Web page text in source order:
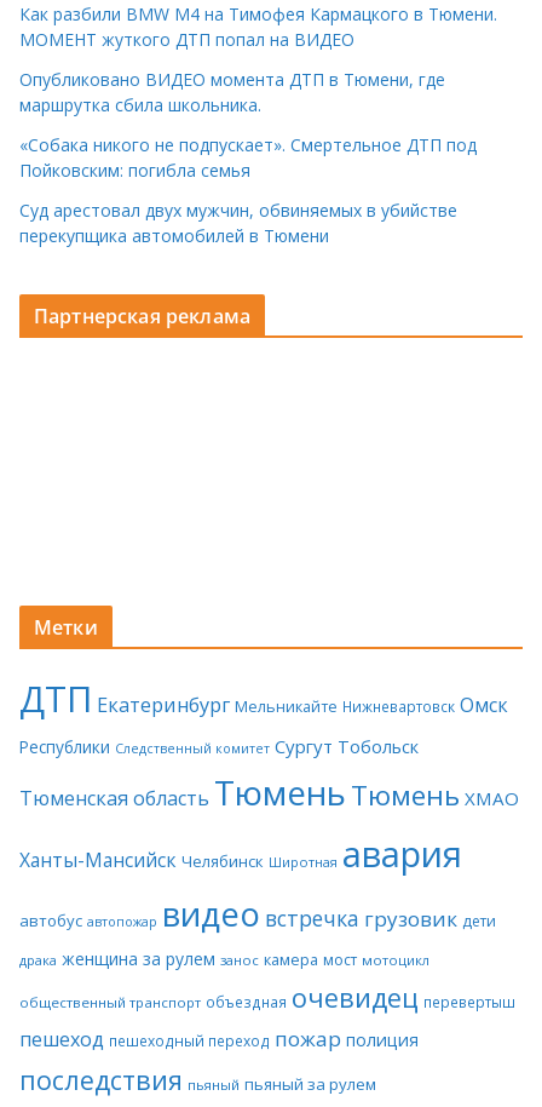
Как разбили BMW M4 на Тимофея Кармацкого в Тюмени.
МОМЕНТ жуткого ДТП попал на ВИДЕО
Опубликовано ВИДЕО момента ДТП в Тюмени, где
маршрутка сбила школьника.
«Собака никого не подпускает». Смертельное ДТП под
Пойковским: погибла семья
Суд арестовал двух мужчин, обвиняемых в убийстве
перекупщика автомобилей в Тюмени
Партнерская реклама
Метки
ДТП Екатеринбург Мельникайте Нижневартовск Омск
Республики Следственный комитет Сургут Тобольск
Тюменская область ТюменьТюмень ХМАО
Ханты-Мансийск Челябинск Широтная авария
автобус автопожар видео встречка грузовик дети
драка женщина за рулем занос камера мост мотоцикл
общественный транспорт объездная очевидец перевертыш
пешеход пешеходный переход пожар полиция
последствия пьяный пьяный за рулем